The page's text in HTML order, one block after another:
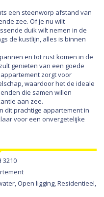
een steenworp afstand van
zee. Of je nu wilt
duik wilt nemen in de
de kustlijn, alles is binnen
en tot rust komen in de
genieten van een goede
zorgt voor
waardoor het de ideale
die samen willen
aan zee.
dit prachtige appartement in
voor een onvergetelijke
3210
Open ligging, Residentieel,